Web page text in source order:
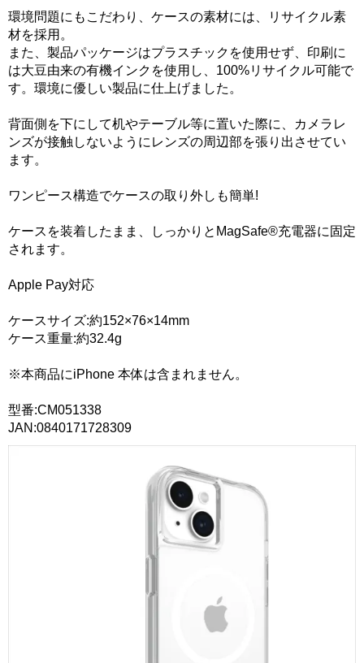
環境問題にもこだわり、ケースの素材には、リサイクル素
材を採用。
また、製品パッケージはプラスチックを使用せず、印刷に
は大豆由来の有機インクを使用し、100%リサイクル可能で
す。環境に優しい製品に仕上げました。
背面側を下にして机やテーブル等に置いた際に、カメラレ
ンズが接触しないようにレンズの周辺部を張り出させてい
ます。
ワンピース構造でケースの取り外しも簡単!
ケースを装着したまま、しっかりとMagSafe®充電器に固定
されます。
Apple Pay対応
ケースサイズ:約152×76×14mm
ケース重量:約32.4g
※本商品にiPhone 本体は含まれません。
型番:CM051338
JAN:0840171728309